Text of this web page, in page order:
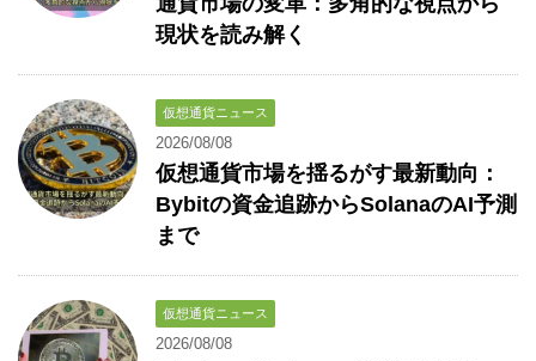
現状を読み解く
仮想通貨ニュース
2026/08/08
仮想通貨市場を揺るがす最新動向：
Bybitの資金追跡からSolanaのAI予測
まで
仮想通貨ニュース
2026/08/08